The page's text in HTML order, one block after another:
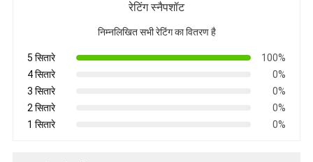
रेटिंग स्नैपशॉट
निम्नलिखित सभी रेटिंग का वितरण है
5 सितारे
100%
4 सितारे
0%
3 सितारे
0%
2 सितारे
0%
1 सितारे
0%